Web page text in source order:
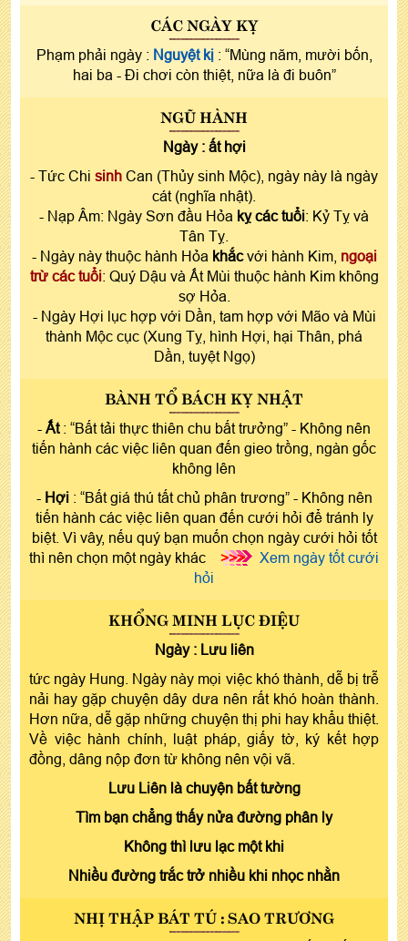
CÁC NGÀY KỴ
Phạm phải ngày : Nguyệt kị: “Mùng năm, mười bốn,
hai ba - Đi chơi còn thiệt, nữa là đi buôn”
NGŨ HÀNH
Ngày : ất hợi
- Tức Chi sinh Can (Thủy sinh Mộc), ngày này là ngày
cát (nghĩa nhật).
- Nạp Âm: Ngày Sơn đầu Hỏa kỵ các tuổi: Kỷ Tỵ và
Tân Tỵ.
- Ngày này thuộc hành Hỏa khắcvới hành Kim, ngoại
trừ các tuổi: Quý Dậu và Ất Mùi thuộc hành Kim không
sợ Hỏa.
- Ngày Hợi lục hợp với Dần, tam hợp với Mão và Mùi
thành Mộc cục (Xung Tỵ, hình Hợi, hại Thân, phá
Dần, tuyệt Ngọ)
BÀNH TỔ BÁCH KỴ NHẬT
- Ất: “Bất tải thực thiên chu bất trưởng” - Không nên
tiến hành các việc liên quan đến gieo trồng, ngàn gốc
không lên
- Hợi: “Bất giá thú tất chủ phân trương” - Không nên
tiến hành các việc liên quan đến cưới hỏi để tránh ly
biệt. Vì vây, nếu quý bạn muốn chọn ngày cưới hỏi tốt
thì nên chọn một ngày khác
>>>
Xem ngày tốt cưới
hỏi
KHỔNG MINH LỤC ĐIỆU
Ngày : Lưu liên
tức ngày Hung. Ngày này mọi việc khó thành, dễ bị trễ
nải hay gặp chuyện dây dưa nên rất khó hoàn thành.
Hơn nữa, dễ gặp những chuyện thị phi hay khẩu thiệt.
Về việc hành chính, luật pháp, giấy tờ, ký kết hợp
đồng, dâng nộp đơn từ không nên vội vã.
Lưu Liên là chuyện bất tường
Tìm bạn chẳng thấy nửa đường phân ly
Không thì lưu lạc một khi
Nhiều đường trắc trở nhiều khi nhọc nhằn
NHỊ THẬP BÁT TÚ : SAO TRƯƠNG